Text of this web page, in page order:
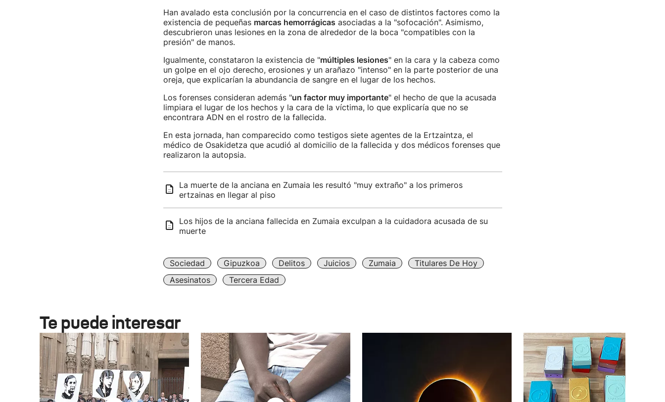
Han avalado esta conclusión por la concurrencia en el caso de distintos factores como la
existencia de pequeñas marcas hemorrágicas asociadas a la "sofocación". Asimismo,
descubrieron unas lesiones en la zona de alrededor de la boca "compatibles con la
presión" de manos.
Igualmente, constataron la existencia de "múltiples lesiones" en la cara y la cabeza como
un golpe en el ojo derecho, erosiones y un arañazo "intenso" en la parte posterior de una
oreja, que explicarían la abundancia de sangre en el lugar de los hechos.
Los forenses consideran además "un factor muy importante" el hecho de que la acusada
limpiara el lugar de los hechos y la cara de la víctima, lo que explicaría que no se
encontrara ADN en el rostro de la fallecida.
En esta jornada, han comparecido como testigos siete agentes de la Ertzaintza, el
médico de Osakidetza que acudió al domicilio de la fallecida y dos médicos forenses que
realizaron la autopsia.
La muerte de la anciana en Zumaia les resultó "muy extraño" a los primeros
ertzainas en llegar al piso
Los hijos de la anciana fallecida en Zumaia exculpan a la cuidadora acusada de su
muerte
Sociedad Gipuzkoa Delitos Juicios Zumaia
Titulares De Hoy
Asesinatos
Tercera Edad
Te puede interesar